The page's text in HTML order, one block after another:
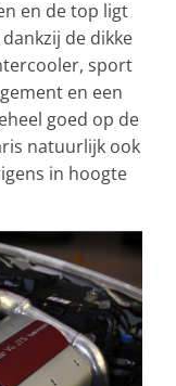
en de top ligt
de dikke
sport
en een
goed op de
natuurlijk ook
in hoogte